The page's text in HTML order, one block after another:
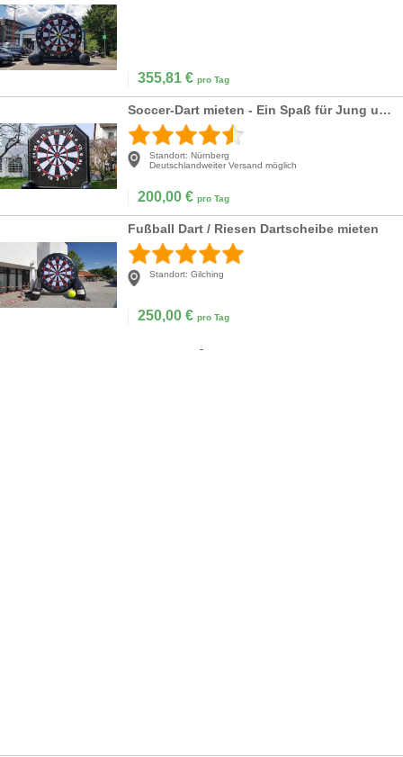
355,81 € pro Tag
Soccer-Dart mieten - Ein Spaß für Jung und Alt
Standort: Nürnberg
Deutschlandweiter Versand möglich
200,00 € pro Tag
Fußball Dart / Riesen Dartscheibe mieten
Standort: Gilching
250,00 € pro Tag